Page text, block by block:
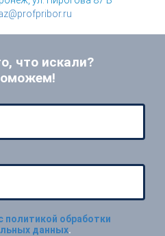
что искали?
политикой обработки
данных.